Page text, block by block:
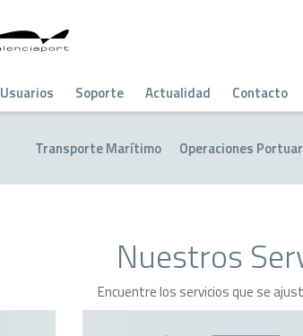
Usuarios Soporte Actualidad Contacto
Transporte Marítimo Operaciones
Nuestros
Encuentre los servicios que se